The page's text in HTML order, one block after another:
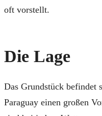
oft vorstellt.
Die Lage
Das Grundstück befindet
Paraguay einen großen